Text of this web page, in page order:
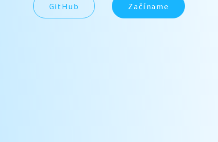
GitHub Začíname